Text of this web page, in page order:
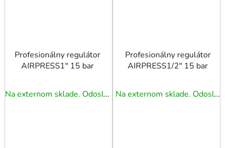
Profesionálny regulátor
AIRPRESS1" 15 bar
Na externom sklade. Odoslanie 3 - 5 prac. dní.
Profesionálny regulátor
AIRPRESS1/2" 15 bar
Na externom sklade. Odoslanie 3 - 5 prac. dní.